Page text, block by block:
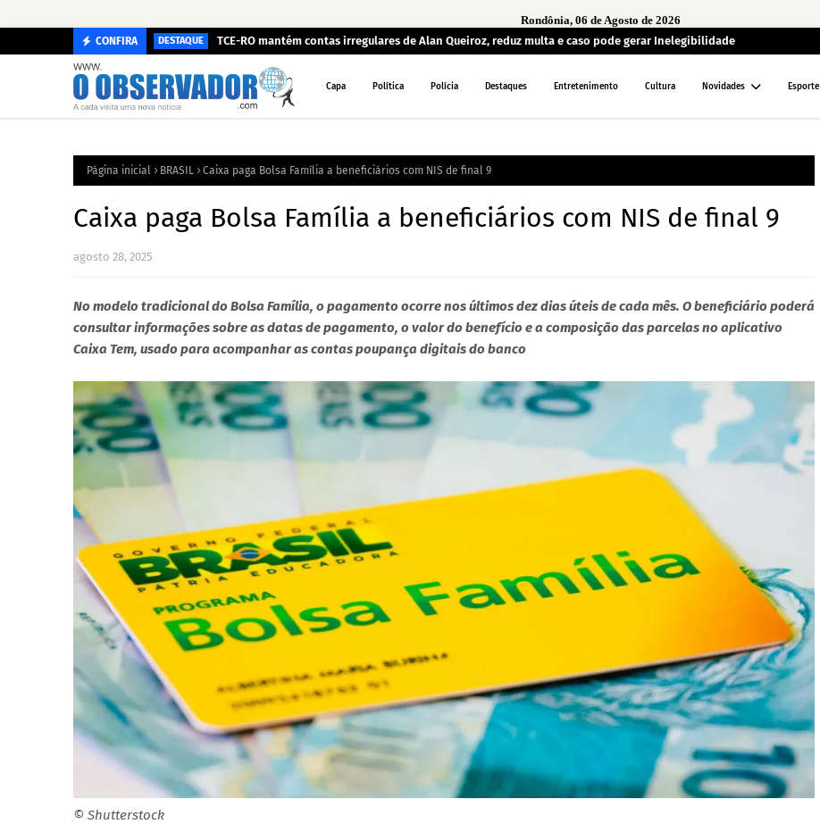
Rondônia, 06 de Agosto de 2026
CONFIRA DESTAQUE TCE-RO mantém contas irregulares de Alan Queiroz, reduz multa e caso pode gerar Inelegibilidade
Capa Política Polícia Destaques Entretenimento Cultura Novidades Esporte
Página inicial BRASIL Caixa paga Bolsa Família a beneficiários com NIS de final 9
Caixa paga Bolsa Família a beneficiários com NIS de final 9
agosto 28, 2025
No modelo tradicional do Bolsa Família, o pagamento ocorre nos últimos dez dias úteis de cada mês. O beneficiário poderá
consultar informações sobre as datas de pagamento, o valor do benefício e a composição das parcelas no aplicativo
Caixa Tem, usado para acompanhar as contas poupança digitais do banco
© Shutterstock